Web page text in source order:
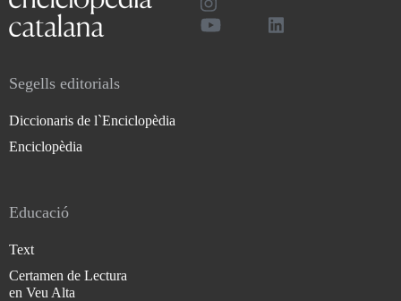
Segells editorials
Diccionaris de l`Enciclopèdia
Enciclopèdia
Educació
Text
Certamen de Lectura
en Veu Alta